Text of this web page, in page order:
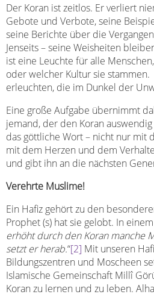
Der Koran ist zeitlos. Er verliert
Gebote und Verbote, seine
seine Berichte über die
Jenseits – seine Weisheiten
ist eine Leuchte für alle
oder welcher Kultur sie
erleuchten, die im Dunkel der
Eine große Aufgabe übernimmt
jemand, der den Koran
das göttliche Wort – nicht nur mit
mit dem Herzen und dem
und gibt ihn an die nächsten
Verehrte Muslime!
Ein Hafiz gehört zu den
Prophet (s) hat sie gelobt. In
erhöht durch den Koran manche
setzt er herab.“[2] Mit unseren
Bildungszentren und Moscheen
Islamische Gemeinschaft Millî
Koran zu lernen und zu leben.